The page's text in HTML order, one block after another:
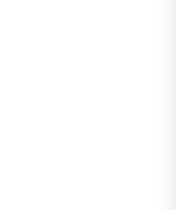
Priser op til 13.000.000